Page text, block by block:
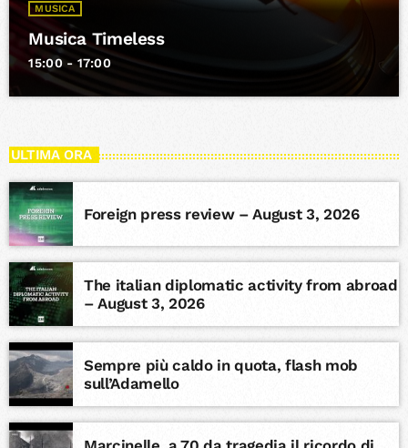
MUSICA
Musica Timeless
15:00 - 17:00
ULTIMA ORA
Foreign press review – August 3, 2026
The italian diplomatic activity from abroad
– August 3, 2026
Sempre più caldo in quota, flash mob
sull’Adamello